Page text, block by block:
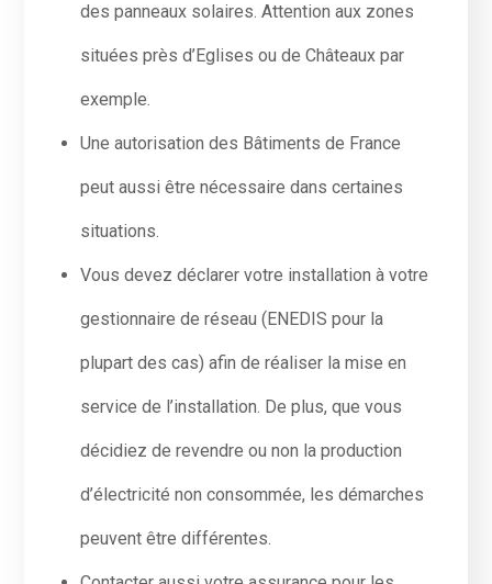
des panneaux solaires. Attention aux zones
situées près d’Eglises ou de Châteaux par
exemple.
Une autorisation des Bâtiments de France
peut aussi être nécessaire dans certaines
situations.
Vous devez déclarer votre installation à votre
gestionnaire de réseau (ENEDIS pour la
plupart des cas) afin de réaliser la mise en
service de l’installation. De plus, que vous
décidiez de revendre ou non la production
d’électricité non consommée, les démarches
peuvent être différentes.